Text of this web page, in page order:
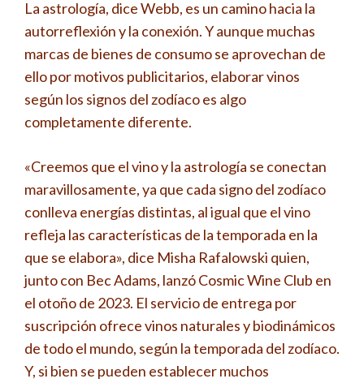
La astrología, dice Webb, es un camino hacia la
autorreflexión y la conexión. Y aunque muchas
marcas de bienes de consumo se aprovechan de
ello por motivos publicitarios, elaborar vinos
según los signos del zodíaco es algo
completamente diferente.
«Creemos que el vino y la astrología se conectan
maravillosamente, ya que cada signo del zodíaco
conlleva energías distintas, al igual que el vino
refleja las características de la temporada en la
que se elabora», dice Misha Rafalowski quien,
junto con Bec Adams, lanzó Cosmic Wine Club en
el otoño de 2023. El servicio de entrega por
suscripción ofrece vinos naturales y biodinámicos
de todo el mundo, según la temporada del zodíaco.
Y, si bien se pueden establecer muchos